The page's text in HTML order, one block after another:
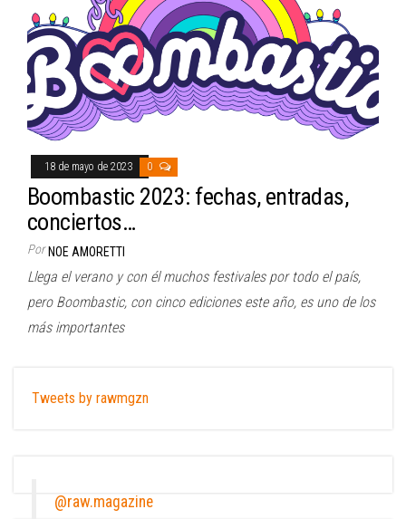
18 de mayo de 2023 0
Boombastic 2023: fechas, entradas,
conciertos…
Por NOE AMORETTI
Llega el verano y con él muchos festivales por todo el país,
pero Boombastic, con cinco ediciones este año, es uno de los
más importantes
Tweets by rawmgzn
@raw.magazine